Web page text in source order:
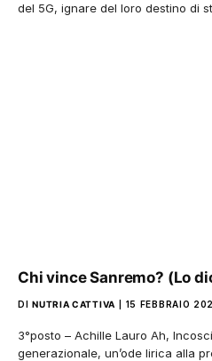
del 5G, ignare del loro destino di
Chi vince Sanremo? (Lo
DI NUTRIA CATTIVA 15 FEBBRAIO
3°posto – Achille Lauro Ah,
generazionale, un’ode lirica alla